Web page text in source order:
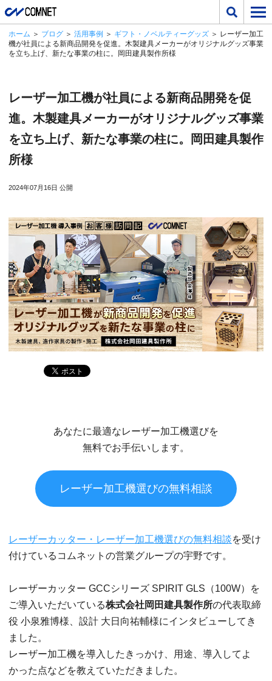
ホーム ＞ ブログ ＞ 活用事例 ＞ ギフト・ノベルティーグッズ ＞ レーザー加工
機が社員による新商品開発を促進。木製建具メーカーがオリジナルグッズ事業
を立ち上げ、新たな事業の柱に。岡田建具製作所様
レーザー加工機が社員による新商品開発を促
進。木製建具メーカーがオリジナルグッズ事業
を立ち上げ、新たな事業の柱に。岡田建具製作
所様
2024年07月16日 公開
あなたに最適なレーザー加工機選びを
無料でお手伝いします。
レーザー加工機選びの無料相談
レーザーカッター・レーザー加工機選びの無料相談を受け
付けているコムネットの営業グループの宇野です。
レーザーカッター GCCシリーズ SPIRIT GLS（100W）を
ご導入いただいている株式会社岡田建具製作所の代表取締
役 小泉雅博様、設計 大日向祐輔様にインタビューしてき
ました。
レーザー加工機を導入したきっかけ、用途、導入してよ
かった点などを教えていただきました。